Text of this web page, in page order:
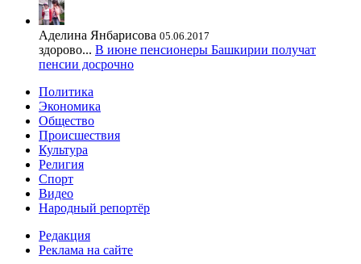
Аделина Янбарисова 05.06.2017
здорово... В июне пенсионеры Башкирии получат
пенсии досрочно
Политика
Экономика
Общество
Происшествия
Культура
Религия
Спорт
Видео
Народный репортёр
Редакция
Реклама на сайте